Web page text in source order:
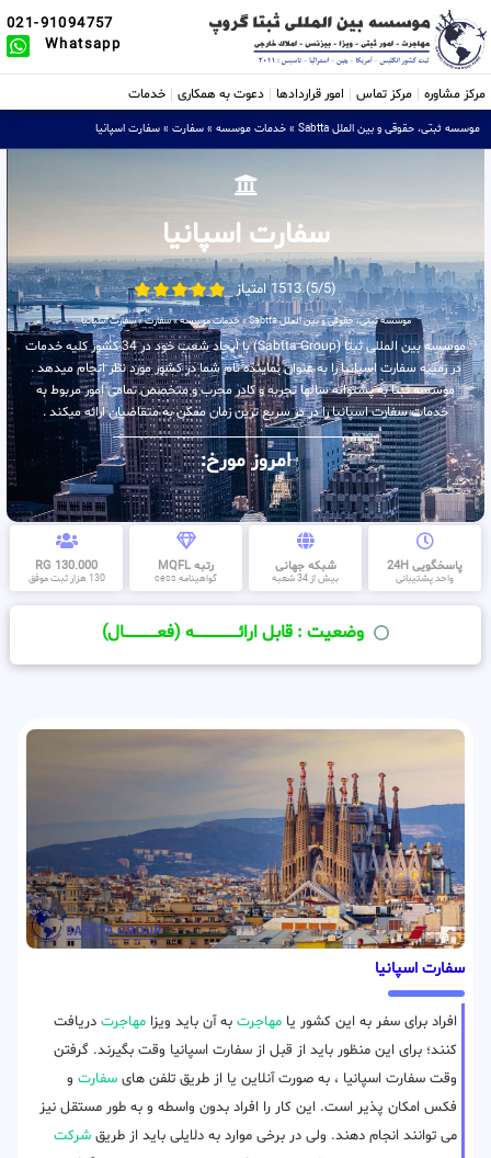
021-91094757
Whatsapp
مرکز مشاوره مرکز تماس امور قراردادها دعوت به همکاری خدمات
موسسه ثبتی، حقوقی و بین الملل Sabtta » خدمات موسسه » سفارت » سفارت اسپانیا
سفارت اسپانیا
(5/5) 1513 امتیاز
موسسه ثبتی، حقوقی و بین الملل Sabtta »خدمات موسسه»سفارت»سفارت اسپانیا
موسسه بین المللی ثبتا (Sabtta Group) با ایجاد شعب خود در 34 کشور کلیه خدمات
در زمینه سفارت اسپانیا را به عنوان نماینده تام شما در کشور مورد نظر انجام میدهد .
موسسه ثبتا به پشتوانه سالها تجربه و کادر مجرب و متخصص تمامی امور مربوط به
خدمات سفارت اسپانیا را در در سریع ترین زمان ممکن به متقاضیان ارائه میکند .
امروز مورخ:
پاسخگویی 24H
واحد پشتیبانی
شبکه جهانی
بیش از 34 شعبه
رتبه MQFL
گواهینامه cess
130.000 RG
130 هزار ثبت موفق
وضعیت : قابل ارائــــــــــــــــــــه (فعـــــــــــــــال)
سفارت اسپانیا
افراد برای سفر به این کشور یا مهاجرت به آن باید ویزا مهاجرت دریافت
کنند؛ برای این منظور باید از قبل از سفارت اسپانیا وقت بگیرند. گرفتن
وقت سفارت اسپانیا ، به صورت آنلاین یا از طریق تلفن های سفارت و
فکس امکان پذیر است. این کار را افراد بدون واسطه و به طور مستقل نیز
می توانند انجام دهند. ولی در برخی موارد به دلایلی باید از طریق شرکت